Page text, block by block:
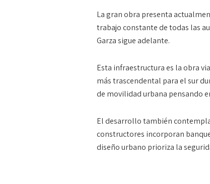
La gran obra presenta
trabajo constante de todas las
Garza sigue adelante.
Esta infraestructura es la obra
más trascendental para el sur
de movilidad urbana pensando
El desarrollo también
constructores incorporan
diseño urbano prioriza la